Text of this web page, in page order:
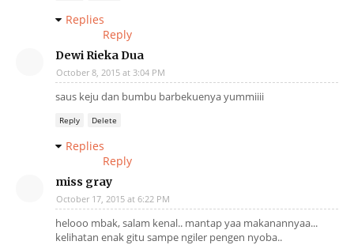
Replies
Reply
Dewi Rieka Dua
October 8, 2015 at 3:04 PM
saus keju dan bumbu barbekuenya yummiiii
Reply Delete
Replies
Reply
miss gray
October 17, 2015 at 6:22 PM
helooo mbak, salam kenal.. mantap yaa makanannyaa...
kelihatan enak gitu sampe ngiler pengen nyoba..